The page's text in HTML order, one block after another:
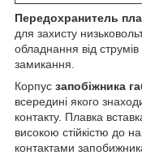
Передохранитель
для захисту
обладнання від
замикання.
Корпус запобіжника
всередині якого
контакту. Плавка
високою стійкістю до
контактами